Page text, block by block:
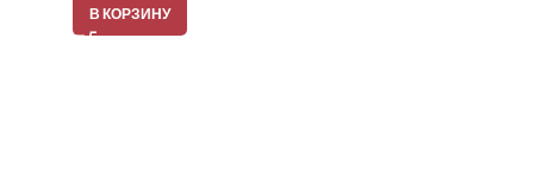
В КОРЗИНУ